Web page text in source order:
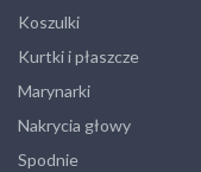
Koszulki
Kurtki i płaszcze
Marynarki
Nakrycia głowy
Spodnie